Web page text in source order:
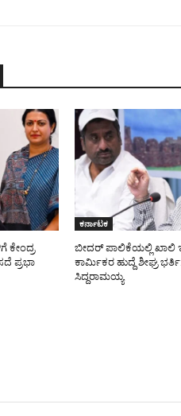
ಕೇಂದ್ರ
ಪ್ರಭಾ
ಕರ್ನಾಟಕ
ಬೀದರ್ ಪಾಲಿಕೆಯಲ್ಲಿ ಖಾಲಿ
ಕಾರ್ಮಿಕರ ಹುದ್ದೆ ಶೀಘ್ರ
ಸಿದ್ದರಾಮಯ್ಯ